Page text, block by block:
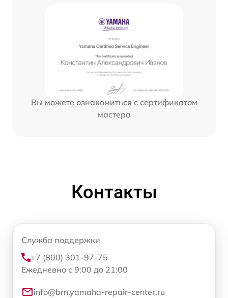
Вы можете ознакомиться с сертификатом
мастера
Контакты
Служба поддержки
+7 (800) 301-97-75
Ежедневно с 9:00 до 21:00
info@brn.yamaha-repair-center.ru